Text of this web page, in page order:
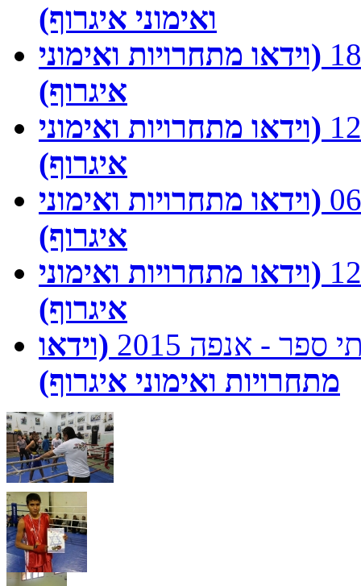
ואימוני איגרוף)
(וידאו מתחרויות ואימוני
איגרוף)
(וידאו מתחרויות ואימוני
איגרוף)
(וידאו מתחרויות ואימוני
איגרוף)
(וידאו מתחרויות ואימוני
איגרוף)
- אנפה 2015
(וידאו
מתחרויות ואימוני איגרוף)